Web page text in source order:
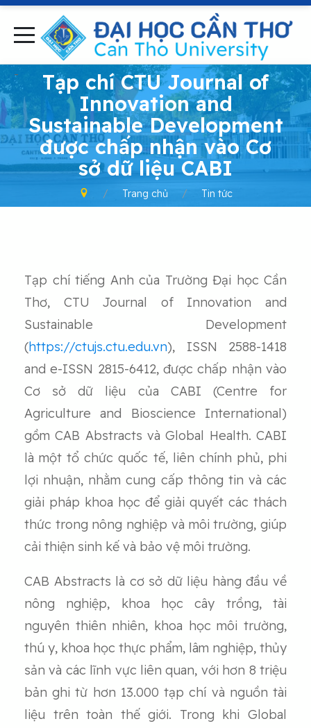
-
Tạp chí CTU Journal of
Innovation and
Sustainable Development
được chấp nhận vào Cơ
sở dữ liệu CABI
Trang chủ Tin tức
Tạp chí tiếng Anh của Trường Đại học Cần
Thơ, CTU Journal of Innovation and
Sustainable Development
(https://ctujs.ctu.edu.vn), ISSN 2588-1418
and e-ISSN 2815-6412, được chấp nhận vào
Cơ sở dữ liệu của CABI (Centre for
Agriculture and Bioscience International)
gồm CAB Abstracts và Global Health. CABI
là một tổ chức quốc tế, liên chính phủ, phi
lợi nhuận, nhằm cung cấp thông tin và các
giải pháp khoa học để giải quyết các thách
thức trong nông nghiệp và môi trường, giúp
cải thiện sinh kế và bảo vệ môi trường.
CAB Abstracts là cơ sở dữ liệu hàng đầu về
nông nghiệp, khoa học cây trồng, tài
nguyên thiên nhiên, khoa học môi trường,
thú y, khoa học thực phẩm, lâm nghiệp, thủy
sản và các lĩnh vực liên quan, với hơn 8 triệu
bản ghi từ hơn 13.000 tạp chí và nguồn tài
liệu trên toàn thế giới. Trong khi Global